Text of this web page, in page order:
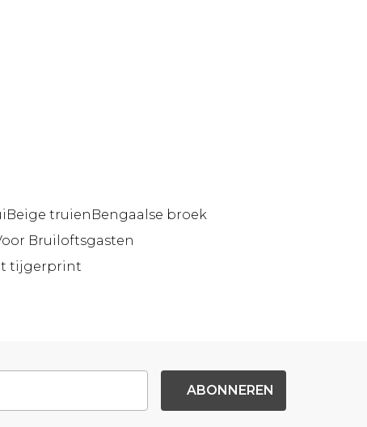
Beige truien Bengaalse broek
Bruiloftsgasten
tijgerprint
ABONNEREN